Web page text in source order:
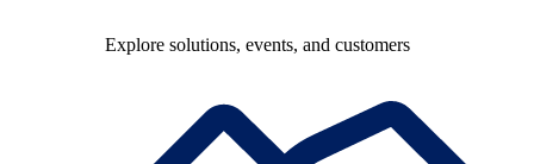
Explore solutions, events, and customers